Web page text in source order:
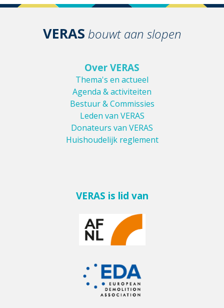
VERAS bouwt aan slopen
Over VERAS
Thema's en actueel
Agenda & activiteiten
Bestuur & Commissies
Leden van VERAS
Donateurs van VERAS
Huishoudelijk reglement
VERAS is lid van